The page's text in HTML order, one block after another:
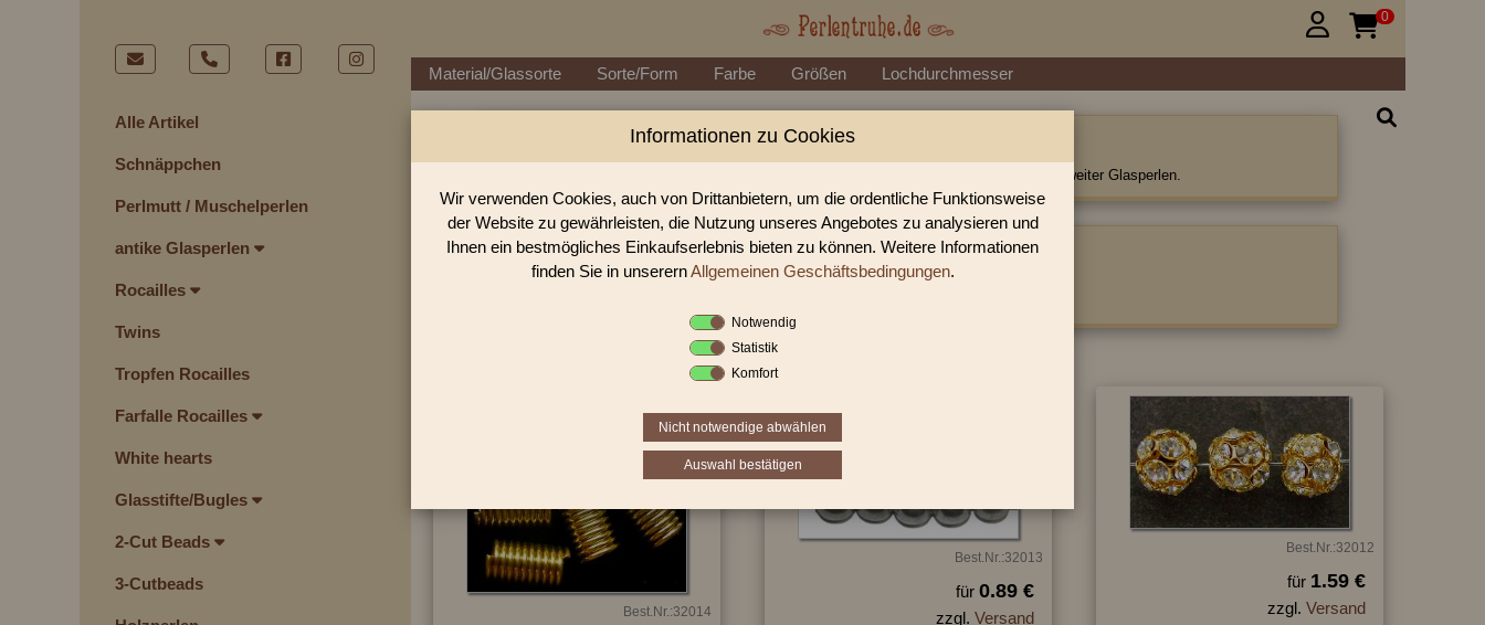
Alle Artikel
Schnäppchen
Perlmutt / Muschelperlen
antike Glasperlen
Rocailles
Twins
Tropfen Rocailles
Farfalle Rocailles
White hearts
Glasstifte/Bugles
2-Cut Beads
3-Cutbeads
 0
Material/Glassorte Sorte/Form Farbe Größen Lochdurchmesser
Perlen Shop für Metallperlen
In unserem Perlen Shop finden sie zahlreich Metallperlen und viele weiter Glasperlen.
Sie befinden sich in folgender Kategorie:
Metallperlen
Best.Nr.:32014
Best.Nr.:32013
für 0.89 €
zzgl. Versand
Best.Nr.:32012
für 1.59 €
zzgl. Versand
Informationen zu Cookies
Wir verwenden Cookies, auch von Drittanbietern, um die ordentliche Funktionsweise
der Website zu gewährleisten, die Nutzung unseres Angebotes zu analysieren und
Ihnen ein bestmögliches Einkaufserlebnis bieten zu können. Weitere Informationen
finden Sie in unserernAllgemeinen Geschäftsbedingungen.
Notwendig
Statistik
Komfort
Nicht notwendige abwählen
Auswahl bestätigen